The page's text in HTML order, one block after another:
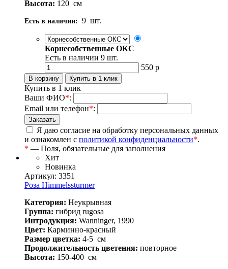
Высота: 120 см
Есть в наличии: 9 шт.
Корнесобственные ОКС
Есть в наличии 9 шт.
550 р
Купить в 1 клик
Ваши ФИО*:
Email или телефон*:
Я даю согласие на обработку персональных данных
и ознакомлен с политикой конфиденциальности*.
* — Поля, обязательные для заполнения
Хит
Новинка
Артикул: 3351
Роза Himmelssturmer
Категория: Неукрывная
Группа: гибрид rugosa
Интродукция: Wanninger, 1990
Цвет: Карминно-красный
Размер цветка: 4-5 см
Продолжительность цветения: повторное
Высота: 150-400 см